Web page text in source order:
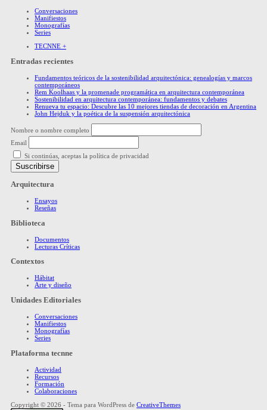
Conversaciones
Manifiestos
Monografías
Series
TECNNE +
Entradas recientes
Fundamentos teóricos de la sostenibilidad arquitectónica: genealogías y marcos
contemporáneos
Rem Koolhaas y la promenade programática en arquitectura contemporánea
Sostenibilidad en arquitectura contemporánea: fundamentos y debates
Renueva tu espacio: Descubre las 10 mejores tiendas de decoración en Argentina
John Hejduk y la poética de la suspensión arquitectónica
Nombre o nombre completo
Email
Si continúas, aceptas la política de privacidad
Arquitectura
Ensayos
Reseñas
Biblioteca
Documentos
Lecturas Críticas
Contextos
Hábitat
Arte y diseño
Unidades Editoriales
Conversaciones
Manifiestos
Monografías
Series
Plataforma tecnne
Actividad
Recursos
Formación
Colaboraciones
Copyright © 2026 - Tema para WordPress de CreativeThemes